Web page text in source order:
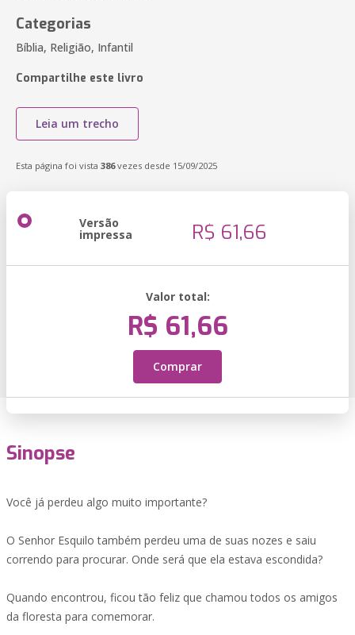
Categorias
Bíblia, Religião, Infantil
Compartilhe este livro
Leia um trecho
Esta página foi vista 386vezes desde 15/09/2025
Versão
impressa R$ 61,66
Valor total:
R$ 61,66
Comprar
Sinopse
Você já perdeu algo muito importante?
O Senhor Esquilo também perdeu uma de suas nozes e saiu
correndo para procurar. Onde será que ela estava escondida?
Quando encontrou, ficou tão feliz que chamou todos os amigos
da floresta para comemorar.